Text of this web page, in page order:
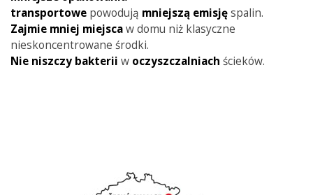
transportowe powodują mniejszą emisjęspalin.
Zajmie mniej miejscaw domu niż klasyczne
nieskoncentrowane środki.
Nie niszczy bakterii w oczyszczalniach ścieków.